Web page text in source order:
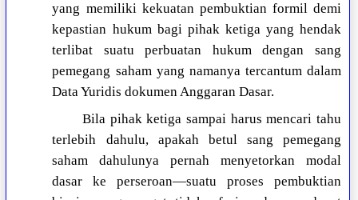
yang memiliki kekuatan pembuktian formil demi
kepastian hukum bagi pihak ketiga yang hendak
terlibat suatu perbuatan hukum dengan sang
pemegang saham yang namanya tercantum dalam
Data Yuridis dokumen Anggaran Dasar.
Bila pihak ketiga sampai harus mencari tahu
terlebih dahulu, apakah betul sang pemegang
saham dahulunya pernah menyetorkan modal
dasar ke perseroan—suatu proses pembuktian